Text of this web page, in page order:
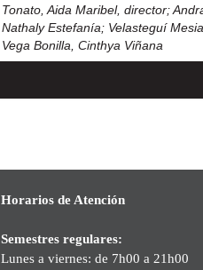
Tonato, Aida Maribel, director;
Nathaly Estefanía; Velasteguí
Vega Bonilla, Cinthya Viñana
Horarios de Atención
Semestres regulares:
Lunes a viernes: de 7h00 a 21h00